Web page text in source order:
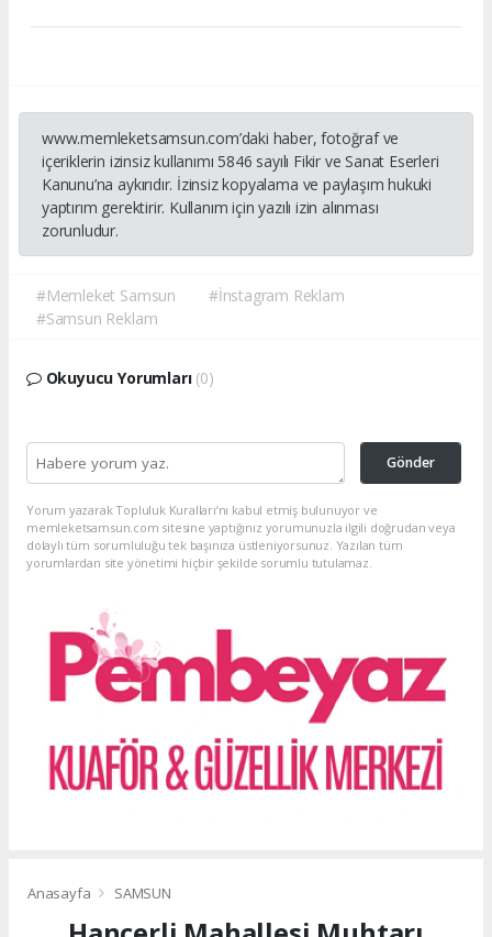
www.memleketsamsun.com’daki haber, fotoğraf ve
içeriklerin izinsiz kullanımı 5846 sayılı Fikir ve Sanat Eserleri
Kanunu’na aykırıdır. İzinsiz kopyalama ve paylaşım hukuki
yaptırım gerektirir. Kullanım için yazılı izin alınması
zorunludur.
#Memleket Samsun
#İnstagram Reklam
#Samsun Reklam
Okuyucu Yorumları (0)
Gönder
Yorum yazarak Topluluk Kuralları’nı kabul etmiş bulunuyor ve
memleketsamsun.com sitesine yaptığınız yorumunuzla ilgili doğrudan veya
dolaylı tüm sorumluluğu tek başınıza üstleniyorsunuz. Yazılan tüm
yorumlardan site yönetimi hiçbir şekilde sorumlu tutulamaz.
Anasayfa SAMSUN